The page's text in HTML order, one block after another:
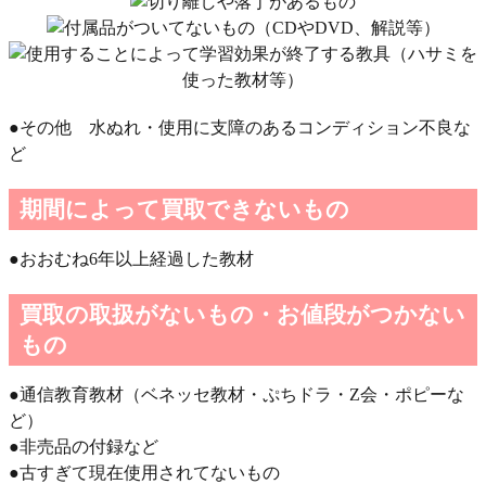
●その他 水ぬれ・使用に支障のあるコンディション不良な
ど
期間によって買取できないもの
●おおむね6年以上経過した教材
買取の取扱がないもの・お値段がつかない
もの
●通信教育教材（ベネッセ教材・ぷちドラ・Z会・ポピーな
ど）
●非売品の付録など
●古すぎて現在使用されてないもの